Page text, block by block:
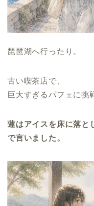
琵琶湖へ行ったり。
古い喫茶店で、
巨大すぎるパフェに挑
蓮はアイスを床に落と
で言いました。